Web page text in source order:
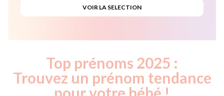
Top prénoms 2025 :
Trouvez un prénom tendance
pour votre bébé !